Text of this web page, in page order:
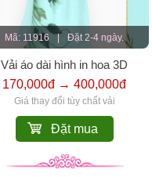
Mã: 11916 | Đặt 2-4 ngày.
Vải áo dài hình in hoa 3D
170,000đ → 400,000đ
Giá thay đổi tùy chất vải
Đặt mua